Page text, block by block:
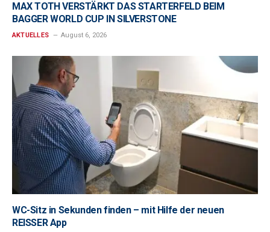
MAX TOTH VERSTÄRKT DAS STARTERFELD BEIM
BAGGER WORLD CUP IN SILVERSTONE
AKTUELLES August 6, 2026
WC-Sitz in Sekunden finden – mit Hilfe der neuen
REISSER App